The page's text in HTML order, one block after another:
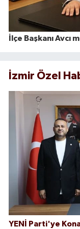
İlçe Başkanı Avcı
İzmir Özel
YENİ Parti'ye